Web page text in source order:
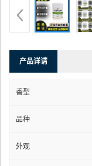
产品详请
香型
品种
外观